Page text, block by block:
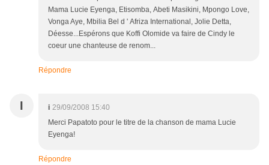
Mama Lucie Eyenga, Etisomba, Abeti Masikini, Mpongo Love,
Vonga Aye, Mbilia Bel d ' Afriza International, Jolie Detta,
Déesse...Espérons que Koffi Olomide va faire de Cindy le
coeur une chanteuse de renom...
Répondre
I i 29/09/2008 15:40
Merci Papatoto pour le titre de la chanson de mama Lucie
Eyenga!
Répondre